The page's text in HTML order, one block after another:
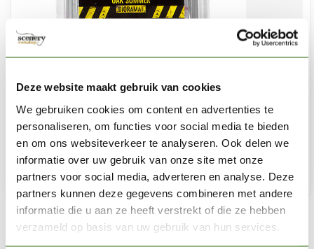
Deze website maakt gebruik van cookies
We gebruiken cookies om content en advertenties te
personaliseren, om functies voor social media te bieden
en om ons websiteverkeer te analyseren. Ook delen we
informatie over uw gebruik van onze site met onze
partners voor social media, adverteren en analyse. Deze
partners kunnen deze gegevens combineren met andere
informatie die u aan ze heeft verstrekt of die ze hebben
verzameld op basis van uw gebruik van hun services.
Oak Summer Leaves 1:35 - 7g - AK8163
€9,95
Niet op voorraad